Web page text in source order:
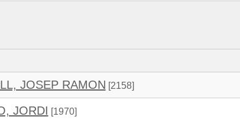
JOSEP RAMON [2158]
JORDI [1970]